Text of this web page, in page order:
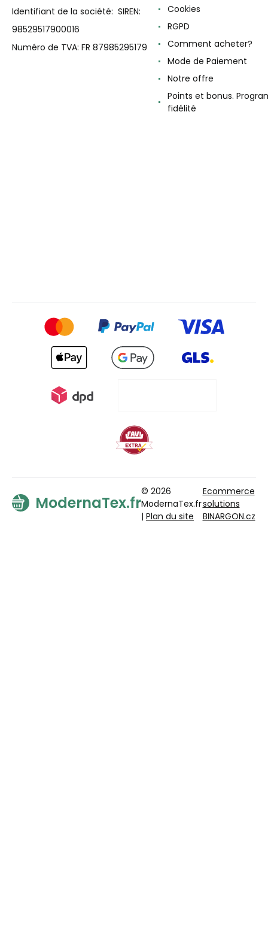
Identifiant de la société: SIREN:
98529517900016
Numéro de TVA: FR 87985295179
Cookies
RGPD
Comment acheter?
Mode de Paiement
Notre offre
Points et bonus.
fidélité
ModernaTex.fr
© 2026
ModernaTex.fr
| Plan du site
Ecommerce
solutions
BINARGON.cz